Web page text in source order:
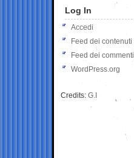
Log In
Accedi
Feed dei contenuti
Feed dei commenti
WordPress.org
Credits: G.I